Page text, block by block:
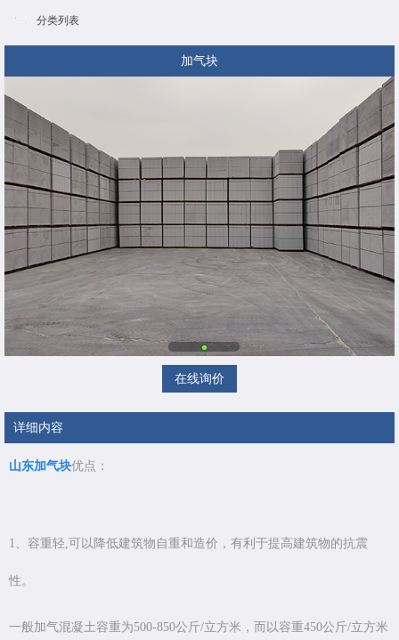
分类列表
加气块
在线询价
详细内容
山东加气块优点：
1、容重轻,可以降低建筑物自重和造价，有利于提高建筑物的抗震
性。
一般加气混凝土容重为500-850公斤/立方米，而以容重450公斤/立方米